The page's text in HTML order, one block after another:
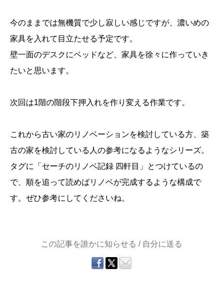
今のままでは無機質で少し寂しい感じですが、濃いめの
家具を入れて目立たせる予定です。
壁一面のデスクにベッドなど、家具を徐々に作っていき
たいと思います。
次回は1階の階段下押入れを作り変える作業です。
これから古い家のリノベーションを検討している方、築
古の家を検討している人の参考になるようなシリーズ。
タグに「セーチのリノベ記録 四軒目」とつけているの
で、順を追って読めばリノベが完成するような構成で
す。ぜひ参考にしてくださいね。
この記事を誰かに知らせる / 自分に送る